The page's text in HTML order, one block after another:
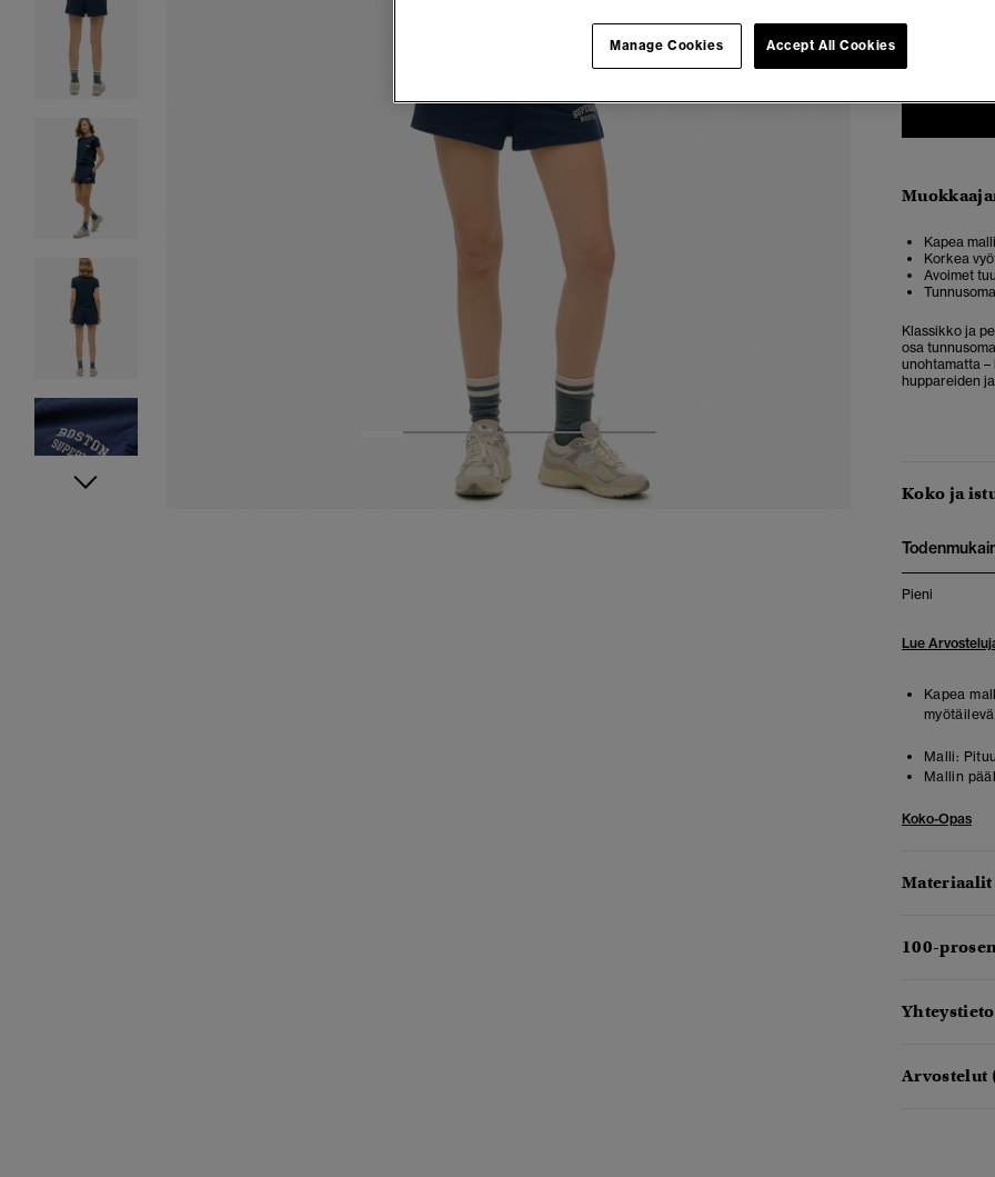
3 4 5 6
Kapea
Korkea
Avoimet
Klassikko ja
osa
unohtamatta
huppareiden
Koko ja
Pieni
Lue
Kapea
Malli:
Mallin
Koko-Opas
100-
Yhteystieto
Arvostelut
Accept All Cookies
Manage Cookies